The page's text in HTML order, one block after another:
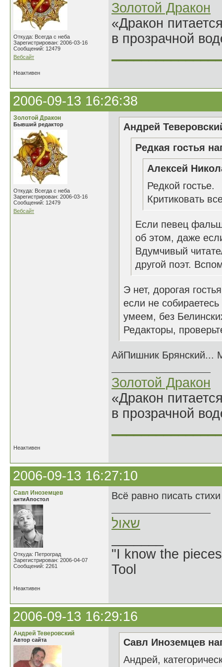
Откуда: Всегда с неба
Зарегистрирован: 2006-03-16
Сообщений: 12479
Вебсайт
Золотой Дракон
«Дракон
в прозрачной
Неактивен
2006-09-13 16:26:38
Золотой Дракон
Бывший редактор
Откуда: Всегда с неба
Зарегистрирован: 2006-03-16
Сообщений: 12479
Вебсайт
Андрей
Редкая гостья
Алексей
Редкой гостье.
Критиковать
Если певец
об этом, даже
Вдумчивый
другой поэт.
Э нет, дорогая
если не
умеем, без
Редакторы,
АйПишник Брянский...
Золотой Дракон
«Дракон
в прозрачной
Неактивен
2006-09-13 16:27:10
Савл Иноземцев
антиАпостол
Откуда: Петроград
Зарегистрирован: 2006-04-07
Сообщений: 2261
Всё равно писать
שאול
"I know the
Tool
Неактивен
2006-09-13 16:29:16
Андрей Теверовский
Автор сайта
Савл Иноземцев
Андрей,